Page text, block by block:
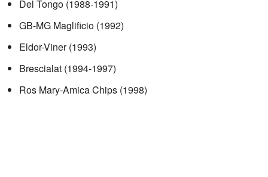
Del Tongo (1988-1991)
GB-MG Maglificio (1992)
Eldor-Viner (1993)
Brescialat (1994-1997)
Ros Mary-Amica Chips (1998)